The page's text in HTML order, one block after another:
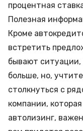
процентная
Полезная
Кроме
встретить
бывают ситуации,
больше, но,
столкнуться с
компании,
автолизинг,